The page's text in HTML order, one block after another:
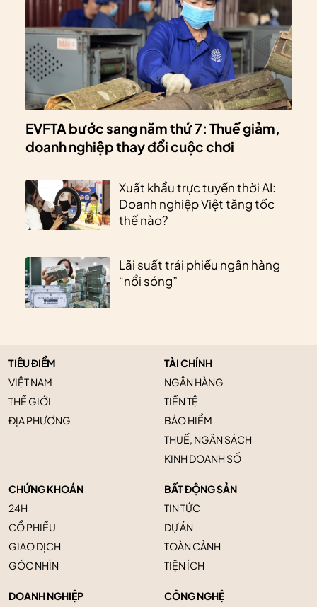
EVFTA bước sang năm thứ 7: Thuế giảm,
doanh nghiệp thay đổi cuộc chơi
Xuất khẩu trực tuyến thời AI:
Doanh nghiệp Việt tăng tốc
thế nào?
Lãi suất trái phiếu ngân hàng
“nổi sóng”
TIÊU ĐIỂM
VIỆT NAM
THẾ GIỚI
ĐỊA PHƯƠNG
TÀI CHÍNH
NGÂN HÀNG
TIỀN TỆ
BẢO HIỂM
THUẾ, NGÂN SÁCH
KINH DOANH SỐ
CHỨNG KHOÁN
24H
CỔ PHIẾU
GIAO DỊCH
GÓC NHÌN
BẤT ĐỘNG SẢN
TIN TỨC
DỰ ÁN
TOÀN CẢNH
TIỆN ÍCH
DOANH NGHIỆP
CÔNG NGHỆ